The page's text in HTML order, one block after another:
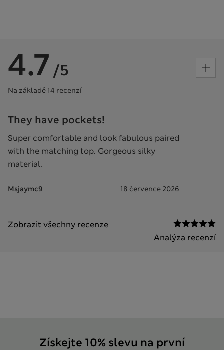
4.7 /5
Na základě 14 recenzí
They have pockets!
Super comfortable and look fabulous paired
with the matching top. Gorgeous silky
material.
Msjaymc9 18 července 2026
Zobrazit všechny recenze
Analýza recenzí
Získejte 10% slevu na první